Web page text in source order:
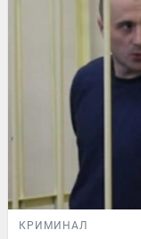
КРИМИНАЛ